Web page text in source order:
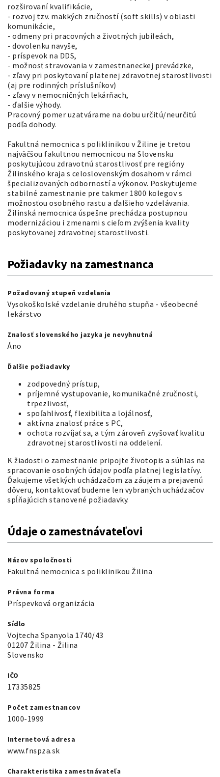
rozširovaní kvalifikácie,
- rozvoj tzv. mäkkých zručností (soft skills) v oblasti
komunikácie,
- odmeny pri pracovných a životných jubileách,
- dovolenku navyše,
- príspevok na DDS,
- možnosť stravovania v zamestnaneckej prevádzke,
- zľavy pri poskytovaní platenej zdravotnej starostlivosti
(aj pre rodinných príslušníkov)
- zľavy v nemocničných lekárňach,
- ďalšie výhody.
Pracovný pomer uzatvárame na dobu určitú/neurčitú
podľa dohody.
Fakultná nemocnica s poliklinikou v Žiline je treťou
najväčšou fakultnou nemocnicou na Slovensku
poskytujúcou zdravotnú starostlivosť pre regióny
Žilinského kraja s celoslovenským dosahom v rámci
špecializovaných odborností a výkonov. Poskytujeme
stabilné zamestnanie pre takmer 1800 kolegov s
možnosťou osobného rastu a ďalšieho vzdelávania.
Žilinská nemocnica úspešne prechádza postupnou
modernizáciou i zmenami s cieľom zvýšenia kvality
poskytovanej zdravotnej starostlivosti.
Požiadavky na zamestnanca
Požadovaný stupeň vzdelania
Vysokoškolské vzdelanie druhého stupňa - všeobecné
lekárstvo
Znalosť slovenského jazyka je nevyhnutná
Áno
Ďalšie požiadavky
zodpovedný prístup,
príjemné vystupovanie, komunikačné zručnosti,
trpezlivosť,
spoľahlivosť, flexibilita a lojálnosť,
aktívna znalosť práce s PC,
ochota rozvíjať sa, a tým zároveň zvyšovať kvalitu
zdravotnej starostlivosti na oddelení.
K žiadosti o zamestnanie pripojte životopis a súhlas na
spracovanie osobných údajov podľa platnej legislatívy.
Ďakujeme všetkých uchádzačom za záujem a prejavenú
dôveru, kontaktovať budeme len vybraných uchádzačov
spĺňajúcich stanovené požiadavky.
Údaje o zamestnávateľovi
Názov spoločnosti
Fakultná nemocnica s poliklinikou Žilina
Právna forma
Príspevková organizácia
Sídlo
Vojtecha Spanyola 1740/43
01207 Žilina - Žilina
Slovensko
IČO
17335825
Počet zamestnancov
1000-1999
Internetová adresa
www.fnspza.sk
Charakteristika zamestnávateľa